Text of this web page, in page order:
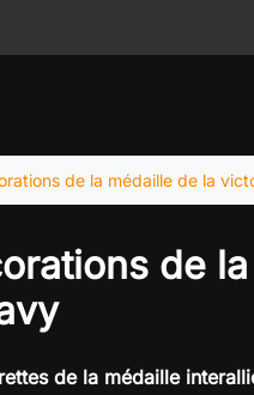
de la médaille de la
de
de la médaille